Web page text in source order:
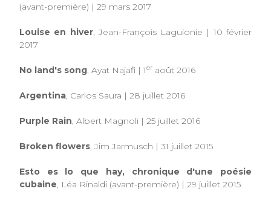
(avant-première) | 29 mars 2017
Louise en hiver, Jean-François Laguionie | 10 février
2017
No land's song, Ayat Najafi | 1er août 2016
Argentina, Carlos Saura | 28 juillet 2016
Purple Rain, Albert Magnoli | 25 juillet 2016
Broken flowers, Jim Jarmusch | 31 juillet 2015
Esto es lo que hay, chronique d'une poésie
cubaine, Léa Rinaldi (avant-première) | 29 juillet 2015